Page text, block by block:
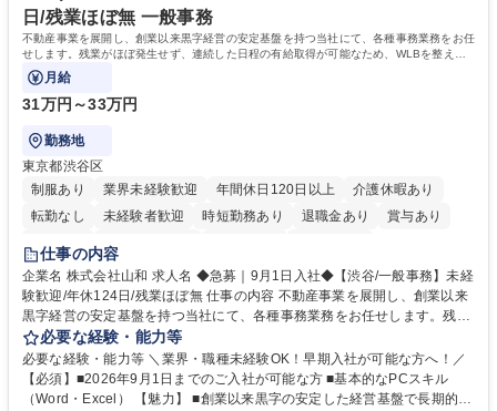
います。 学歴・資格 学歴：大学院 大学 高専 短大 専修学校 高校 語学力：
資格：
日/残業ほぼ無 一般事務
不動産事業を展開し、創業以来黒字経営の安定基盤を持つ当社にて、各種事務業務をお任
せします。残業がほぼ発生せず、連続した日程の有給取得が可能なため、WLBを整えた
い方にお勧めの環境です！
月給
31万円～33万円
勤務地
東京都渋谷区
制服あり
業界未経験歓迎 年間休日120日以上
介護休暇あり
転勤なし
未経験者歓迎 時短勤務あり 退職金あり
賞与あり
育休あり
完全週休2日制
仕事の内容
企業名 株式会社山和 求人名 ◆急募｜9月1日入社◆【渋谷/一般事務】未経
験歓迎/年休124日/残業ほぼ無 仕事の内容 不動産事業を展開し、創業以来
黒字経営の安定基盤を持つ当社にて、各種事務業務をお任せします。残業
がほぼ発生せず、連続した日程の有給取得が可能なため、WLBを整えたい
方にお勧めの環境です！ 入社後はOJTを通じて丁寧に研修を行いますの
で、事務未経験の方でも安心して臨むことができます。 【業務詳細】■電
話・来客対応 ■物件の鍵や社内の備品管理 ■データ入力や書類作成 ■契約
必要な経験・能力等
必要な経験・能力等 ＼業界・職種未経験OK！早期入社が可能な方へ！／
【必須】■2026年9月1日までのご入社が可能な方 ■基本的なPCスキル
（Word・Excel） 【魅力】 ■創業以来黒字の安定した経営基盤で長期的に